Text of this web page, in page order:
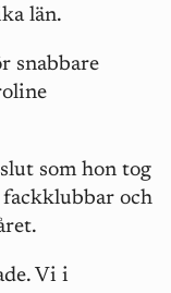
län.
snabbare
som hon tog
och
Vi i